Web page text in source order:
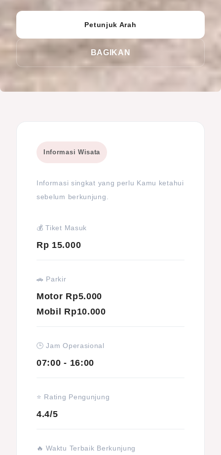
Petunjuk Arah
BAGIKAN
Informasi Wisata
Informasi singkat yang perlu Kamu ketahui
sebelum berkunjung.
💰 Tiket Masuk
Rp 15.000
🚗 Parkir
Motor Rp5.000
Mobil Rp10.000
🕒 Jam Operasional
07:00 - 16:00
⭐ Rating Pengunjung
4.4/5
🔥 Waktu Terbaik Berkunjung